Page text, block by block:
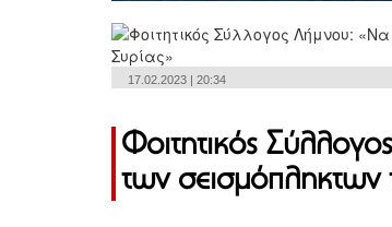
17.02.2023 | 20:34
Φοιτητικός
των σεισμόπληκτων